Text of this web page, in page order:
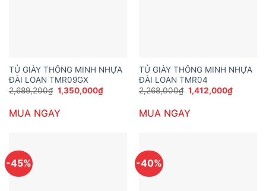
TỦ GIÀY THÔNG MINH NHỰA
ĐÀI LOAN TMR09GX
2,689,200₫ Giá
gốc
2,689,200₫.
1,350,000₫Giá
hiện
MUA NGAY
TỦ GIÀY THÔNG MINH NHỰA
ĐÀI LOAN TMR04
2,268,000₫ Giá
gốc
2,268,000₫.
1,412,000₫Giá
hiện
MUA NGAY
-45% -40%